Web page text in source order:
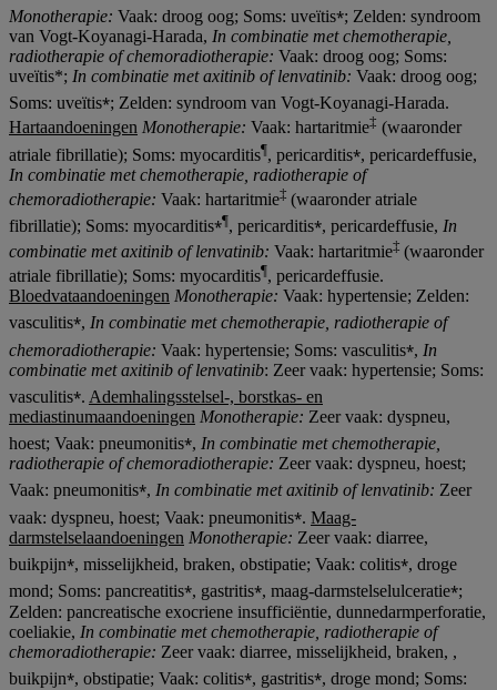
Monotherapie: Vaak: droog oog; Soms: uveïtis⁎; Zelden: syndroom
van Vogt-Koyanagi-Harada, In combinatie met chemotherapie,
radiotherapie of chemoradiotherapie: Vaak: droog oog; Soms:
uveïtis*; In combinatie met axitinib of lenvatinib: Vaak: droog oog;
Soms: uveïtis⁎; Zelden: syndroom van Vogt-Koyanagi-Harada.
Hartaandoeningen Monotherapie: Vaak: hartaritmie‡ (waaronder
atriale fibrillatie); Soms: myocarditis¶, pericarditis⁎, pericardeffusie,
In combinatie met chemotherapie, radiotherapie of
chemoradiotherapie: Vaak: hartaritmie‡ (waaronder atriale
fibrillatie); Soms: myocarditis⁎¶, pericarditis⁎, pericardeffusie, In
combinatie met axitinib of lenvatinib: Vaak: hartaritmie‡ (waaronder
atriale fibrillatie); Soms: myocarditis¶, pericardeffusie.
Bloedvataandoeningen Monotherapie: Vaak: hypertensie; Zelden:
vasculitis⁎, In combinatie met chemotherapie, radiotherapie of
chemoradiotherapie: Vaak: hypertensie; Soms: vasculitis⁎, In
combinatie met axitinib of lenvatinib: Zeer vaak: hypertensie; Soms:
vasculitis⁎. Ademhalingsstelsel-, borstkas- en
mediastinumaandoeningen Monotherapie: Zeer vaak: dyspneu,
hoest; Vaak: pneumonitis⁎, In combinatie met chemotherapie,
radiotherapie of chemoradiotherapie: Zeer vaak: dyspneu, hoest;
Vaak: pneumonitis⁎, In combinatie met axitinib of lenvatinib: Zeer
vaak: dyspneu, hoest; Vaak: pneumonitis⁎. Maag-
darmstelselaandoeningen Monotherapie: Zeer vaak: diarree,
buikpijn⁎, misselijkheid, braken, obstipatie; Vaak: colitis⁎, droge
mond; Soms: pancreatitis⁎, gastritis⁎, maag-darmstelselulceratie⁎;
Zelden: pancreatische exocriene insufficiëntie, dunnedarmperforatie,
coeliakie, In combinatie met chemotherapie, radiotherapie of
chemoradiotherapie: Zeer vaak: diarree, misselijkheid, braken, ,
buikpijn⁎, obstipatie; Vaak: colitis⁎, gastritis⁎, droge mond; Soms: